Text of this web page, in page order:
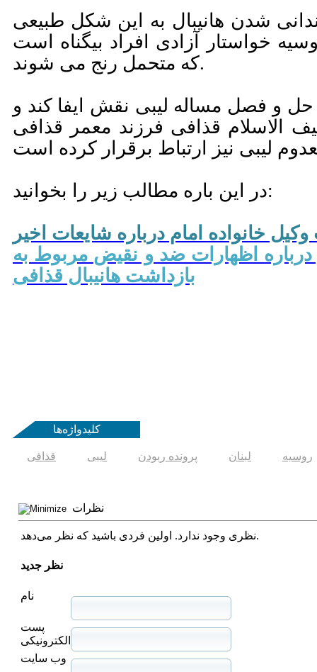
شدن هانیبال به این شکل طبیعی
خواستار آزادی افراد بیگناه است
که متحمل رنج می شوند.
و فصل مساله لیبی نقش ایفا کند و
الاسلام قذافی فرزند معمر قذافی
در این باره مطالب زیر را بخوانید:
خانواده امام درباره شایعات اخیر
درباره اظهارات ضد و نقیض مربوط به
بازداشت هانیبال قذافی
کلیدواژه‌ها
روسیه لبنان پرونده ربودن لیبی قذافی
نظرات
نظری وجود ندارد. اولین فردی باشید که نظر می‌دهد.
نظر جدید
نام
پست
الکترونیکی
وب سایت